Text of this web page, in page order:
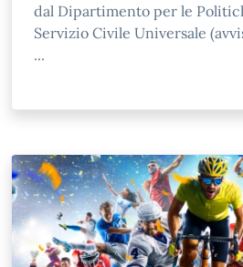
dal Dipartimento per le
Servizio Civile Universale
...